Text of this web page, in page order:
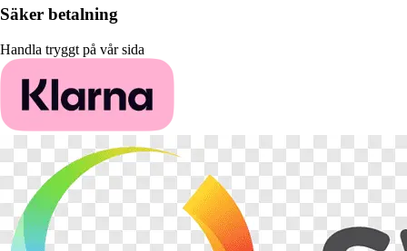
Säker betalning
Handla tryggt på vår sida